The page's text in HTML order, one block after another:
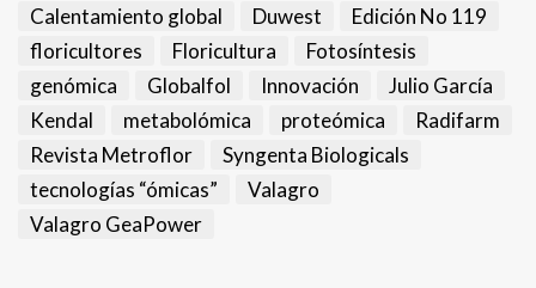
Calentamiento global
Duwest
Edición No 119
floricultores
Floricultura
Fotosíntesis
genómica
Globalfol Innovación
Julio García
Kendal
metabolómica proteómica
Radifarm
Revista Metroflor
Syngenta Biologicals
tecnologías “ómicas”
Valagro
Valagro GeaPower